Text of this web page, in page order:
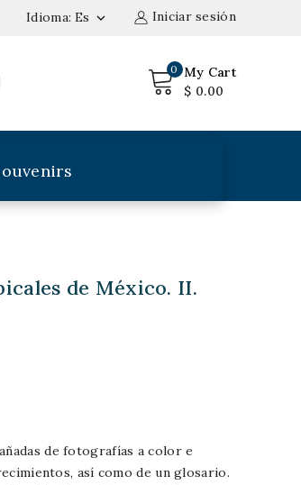
Idioma: Es  Iniciar sesión
0 My Cart
$ 0.00
de México. II.
de fotografías a color e
así como de un glosario.